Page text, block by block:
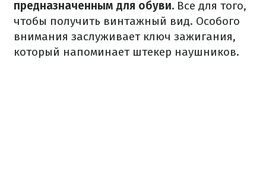
предназначенным для обуви. Все для того,
чтобы получить винтажный вид. Особого
внимания заслуживает ключ зажигания,
который напоминает штекер наушников.